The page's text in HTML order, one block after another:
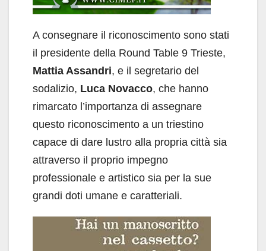
A consegnare il riconoscimento sono stati
il presidente della Round Table 9 Trieste,
Mattia Assandri, e il segretario del
sodalizio, Luca Novacco, che hanno
rimarcato l’importanza di assegnare
questo riconoscimento a un triestino
capace di dare lustro alla propria città sia
attraverso il proprio impegno
professionale e artistico sia per la sue
grandi doti umane e caratteriali.